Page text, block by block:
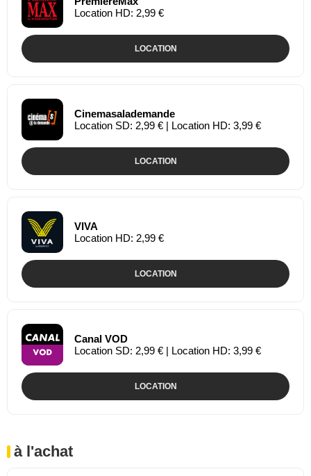
Location HD: 2,99 €
LOCATION
Cinemasalademande
Location SD: 2,99 € | Location HD: 3,99 €
LOCATION
VIVA
Location HD: 2,99 €
LOCATION
Canal VOD
Location SD: 2,99 € | Location HD: 3,99 €
LOCATION
à l'achat